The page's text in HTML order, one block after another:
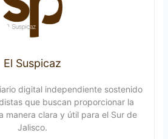
El Suspicaz
digital independiente sostenido
que buscan proporcionar la
manera clara y útil para el Sur de
Jalisco.